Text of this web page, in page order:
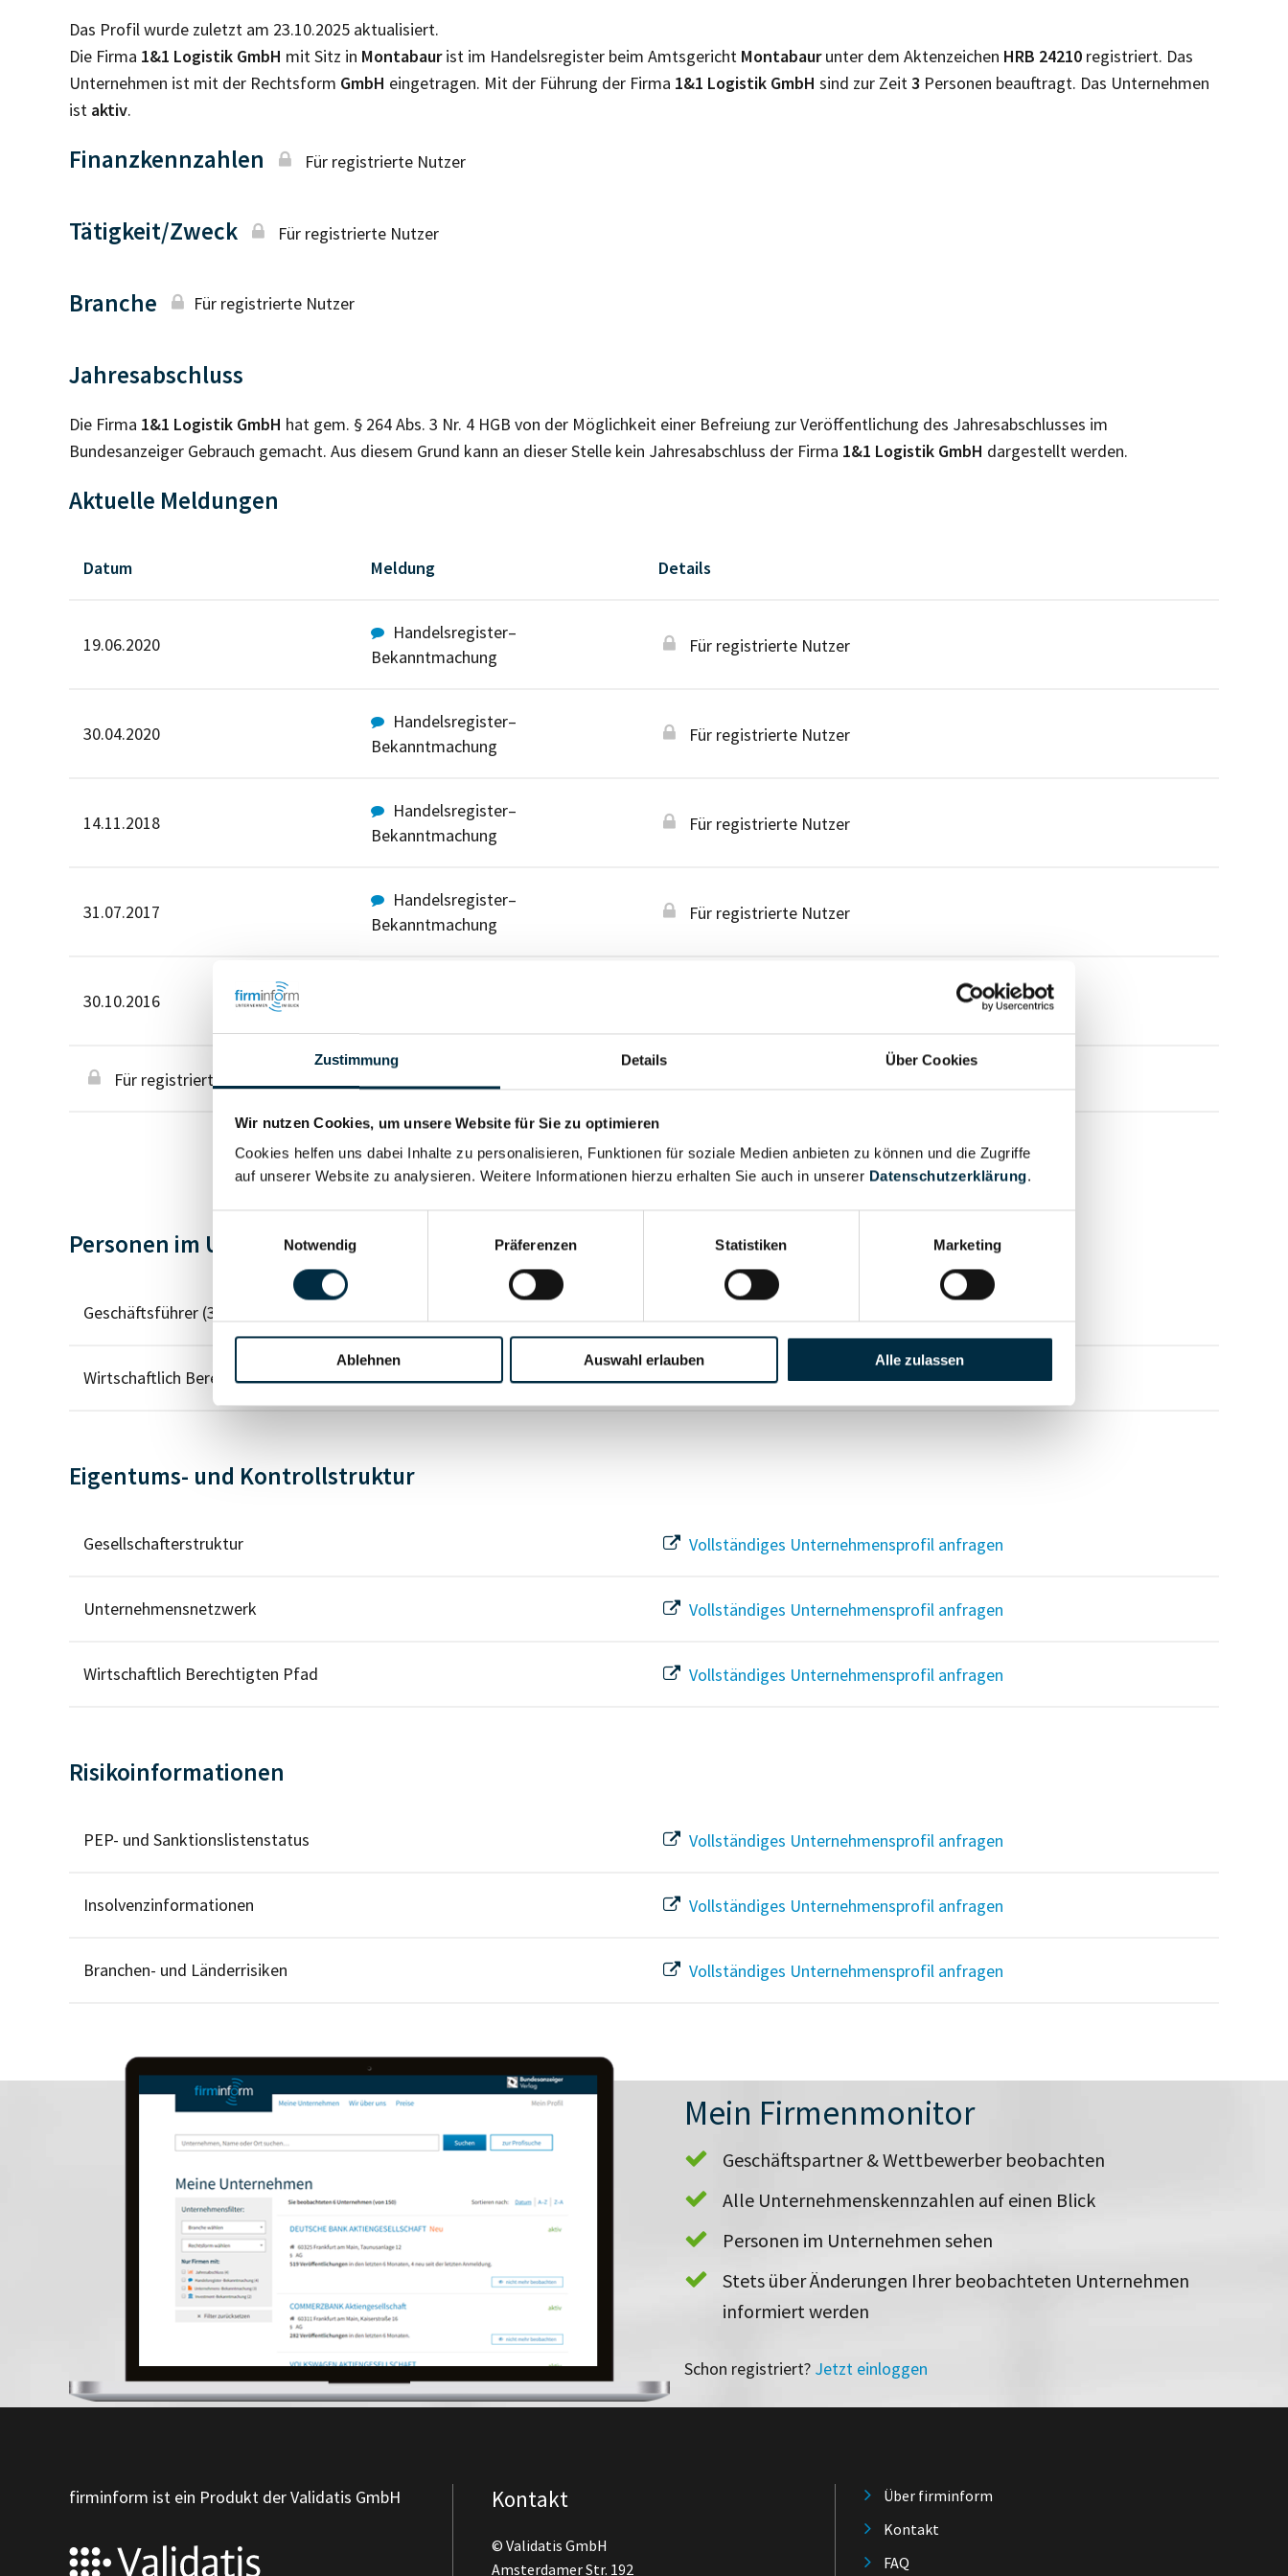
Zustimmung Details Über Cookies
Wir nutzen Cookies, um unsere Website für Sie zu optimieren
Cookies helfen uns dabei Inhalte zu personalisieren, Funktionen für soziale Medien anbieten zu können und die Zugriffe
auf unserer Website zu analysieren. Weitere Informationen hierzu erhalten Sie auch in unserer Datenschutzerklärung.
Notwendig
Präferenzen Statistiken Marketing
Ablehnen Auswahl erlauben Alle zulassen
Das Profil wurde zuletzt am 23.10.2025 aktualisiert.
Die Firma 1&1 Logistik GmbH mit Sitz in Montabaurist im Handelsregister beim Amtsgericht Montabaurunter dem Aktenzeichen HRB 24210 registriert. Das
Unternehmen ist mit der Rechtsform GmbH eingetragen. Mit der Führung der Firma 1&1 Logistik GmbH sind zur Zeit3 Personen beauftragt. Das Unternehmen
ist aktiv.
Finanzkennzahlen Für registrierte Nutzer
Tätigkeit/Zweck Für registrierte Nutzer
Branche Für registrierte Nutzer
Jahresabschluss
Die Firma 1&1 Logistik GmbH hat gem. § 264 Abs. 3 Nr. 4 HGB von der Möglichkeit einer Befreiung zur Veröffentlichung des Jahresabschlusses im
Bundesanzeiger Gebrauch gemacht. Aus diesem Grund kann an dieser Stelle kein Jahresabschluss der Firma 1&1 Logistik GmbH dargestellt werden.
Aktuelle Meldungen
Datum Meldung Details
19.06.2020
Handelsregister–
Bekanntmachung
Für registrierte Nutzer
30.04.2020
Handelsregister–
Bekanntmachung
Für registrierte Nutzer
14.11.2018
Handelsregister–
Bekanntmachung
Für registrierte Nutzer
31.07.2017
Handelsregister–
Bekanntmachung
Für registrierte Nutzer
30.10.2016
Für registrierte Nutzer
Personen im Unternehmen
Geschäftsführer (3)
Wirtschaftlich Berechtigter Vollständiges Unternehmensprofil anfragen
Eigentums- und Kontrollstruktur
Gesellschafterstruktur Vollständiges Unternehmensprofil anfragen
Unternehmensnetzwerk Vollständiges Unternehmensprofil anfragen
Wirtschaftlich Berechtigten Pfad Vollständiges Unternehmensprofil anfragen
Risikoinformationen
PEP- und Sanktionslistenstatus Vollständiges Unternehmensprofil anfragen
Insolvenzinformationen Vollständiges Unternehmensprofil anfragen
Branchen- und Länderrisiken Vollständiges Unternehmensprofil anfragen
Mein Firmenmonitor
Geschäftspartner & Wettbewerber beobachten
Alle Unternehmenskennzahlen auf einen Blick
Personen im Unternehmen sehen
Stets über Änderungen Ihrer beobachteten Unternehmen
informiert werden
Schon registriert? Jetzt einloggen
firminform ist ein Produkt der Validatis GmbH Kontakt
© Validatis GmbH
Amsterdamer Str. 192
Über firminform
Kontakt
FAQ